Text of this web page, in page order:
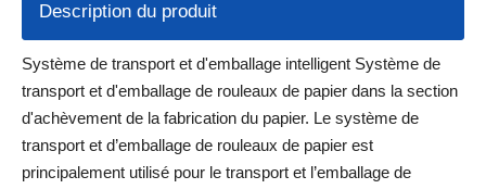
Description du produit
Système de transport et d'emballage intelligent Système de
transport et d'emballage de rouleaux de papier dans la section
d'achèvement de la fabrication du papier. Le système de
transport et d’emballage de rouleaux de papier est
principalement utilisé pour le transport et l’emballage de